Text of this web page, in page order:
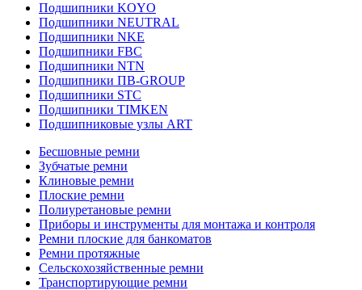
Подшипники KOYO
Подшипники NEUTRAL
Подшипники NKE
Подшипники FBC
Подшипники NTN
Подшипники ПВ-GROUP
Подшипники STC
Подшипники TIMKEN
Подшипниковые узлы ART
Бесшовные ремни
Зубчатые ремни
Клиновые ремни
Плоские ремни
Полиуретановые ремни
Приборы и инструменты для монтажа и контроля
Ремни плоские для банкоматов
Ремни протяжные
Сельскохозяйственные ремни
Транспортирующие ремни